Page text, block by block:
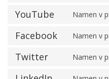
YouTube Namen v
Facebook Namen v
Twitter Namen v